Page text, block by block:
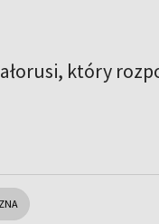
który